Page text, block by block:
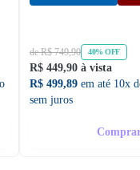
de R$ 749,90 40% OFF
R$ 449,90 à vista
R$ 499,89 em até 10x
sem juros